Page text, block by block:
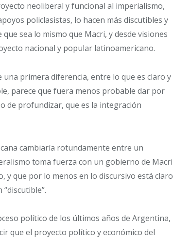
neoliberal y funcional al imperialismo,
policlasistas, lo hacen más discutibles y
sea lo mismo que Macri, y desde visiones
nacional y popular latinoamericano.
una primera diferencia, entre lo que es claro y
parece que fuera menos probable dar por
de profundizar, que es la integración
cambiaría rotundamente entre un
toma fuerza con un gobierno de Macri
y que por lo menos en lo discursivo está claro
político de los últimos años de Argentina,
que el proyecto político y económico del